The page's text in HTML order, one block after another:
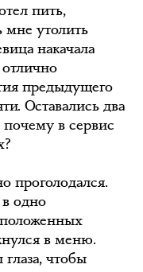
пить,
мне утолить
накачала
предыдущего
Оставались два
почему в сервис
проголодался.
одно
в меню.
чтобы